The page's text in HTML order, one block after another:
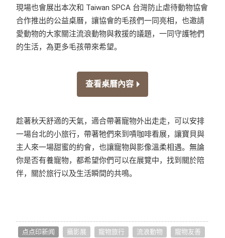
現場也會展出本次和 Taiwan SPCA 台灣防止虐待動物協會
合作推出的公益桌曆，讓協會的毛孩們一同亮相，也邀請
愛動物的大家關注流浪動物與救援的議題，一同守護牠們
的生活，為更多毛孩帶來希望。
查看桌曆內容
趁著秋天舒適的天氣，適合帶著寵物外出走走，可以安排
一場台北的小旅行，帶著牠們來到嘖咖啡看展，讓寶貝與
主人來一場甜蜜的約會，也讓寵物與影像溫柔相遇。無論
你是否有養寵物，都希望你們可以在展覽中，找到關於陪
伴，關於旅行以及生活瞬間的共鳴。
点点印新闻 攝影展 寵物旅行 流浪動物
寵物友善